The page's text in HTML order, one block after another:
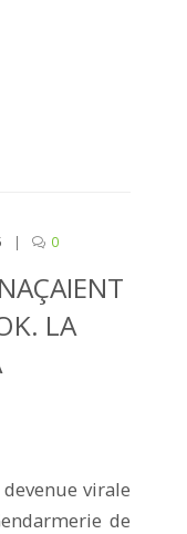
| 0
LA
virale
de